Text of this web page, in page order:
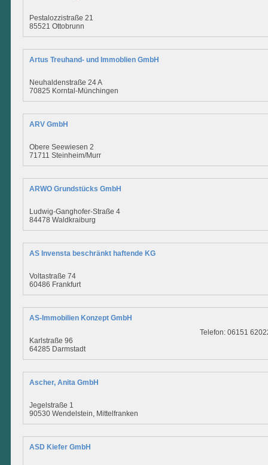
Pestalozzistraße 21
85521 Ottobrunn
Artus Treuhand- und Immoblien GmbH
Neuhaldenstraße 24 A
70825 Korntal-Münchingen
ARV GmbH
Obere Seewiesen 2
71711 Steinheim/Murr
ARWO Grundstücks GmbH
Ludwig-Ganghofer-Straße 4
84478 Waldkraiburg
AS Invensta beschränkt haftende KG
Voltastraße 74
60486 Frankfurt
AS-Immobilien Konzept GmbH
Karlstraße 96
64285 Darmstadt
Telefon: 06151
Ascher, Anita GmbH
Jegelstraße 1
90530 Wendelstein, Mittelfranken
ASD Kiefer GmbH